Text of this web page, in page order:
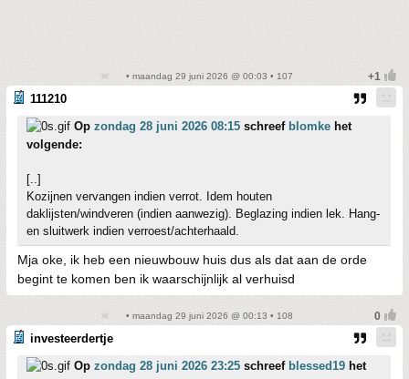
• maandag 29 juni 2026 @ 00:03 • 107
111210
Op zondag 28 juni 2026 08:15 schreef blomke het
volgende:
[..]
Kozijnen vervangen indien verrot. Idem houten
daklijsten/windveren (indien aanwezig). Beglazing indien lek. Hang-
en sluitwerk indien verroest/achterhaald.
Mja oke, ik heb een nieuwbouw huis dus als dat aan de orde
begint te komen ben ik waarschijnlijk al verhuisd
• maandag 29 juni 2026 @ 00:13 • 108
investeerdertje
Op zondag 28 juni 2026 23:25 schreef blessed19 het